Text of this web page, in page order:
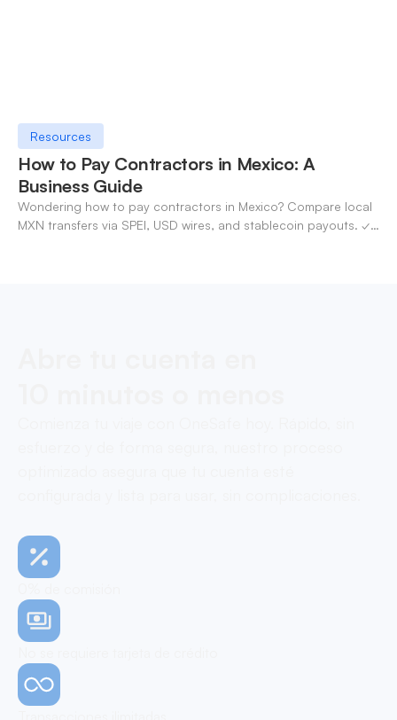
Resources
How to Pay Contractors in Mexico: A
Business Guide
Wondering how to pay contractors in Mexico? Compare local
MXN transfers via SPEI, USD wires, and stablecoin payouts. ✓